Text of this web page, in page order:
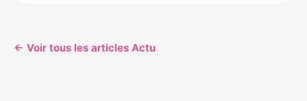
← Voir tous les articles Actu